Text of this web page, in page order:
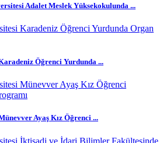
Adalet Meslek Yüksekokulunda ...
Öğrenci Yurdunda ...
Ayaş Kız Öğrenci ...